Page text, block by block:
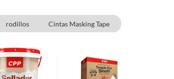
rodillos Cintas Masking Tape